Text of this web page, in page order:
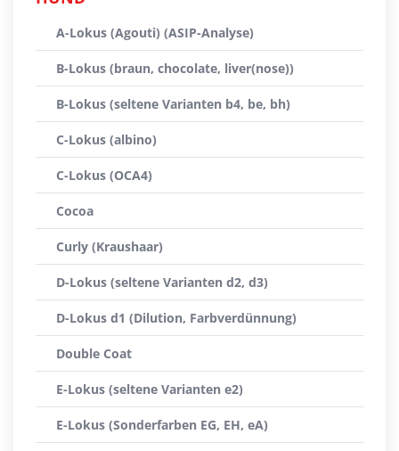
A-Lokus (Agouti) (ASIP-Analyse)
B-Lokus (braun, chocolate, liver(nose))
B-Lokus (seltene Varianten b4, be, bh)
C-Lokus (albino)
C-Lokus (OCA4)
Cocoa
Curly (Kraushaar)
D-Lokus (seltene Varianten d2, d3)
D-Lokus d1 (Dilution, Farbverdünnung)
Double Coat
E-Lokus (seltene Varianten e2)
E-Lokus (Sonderfarben EG, EH, eA)